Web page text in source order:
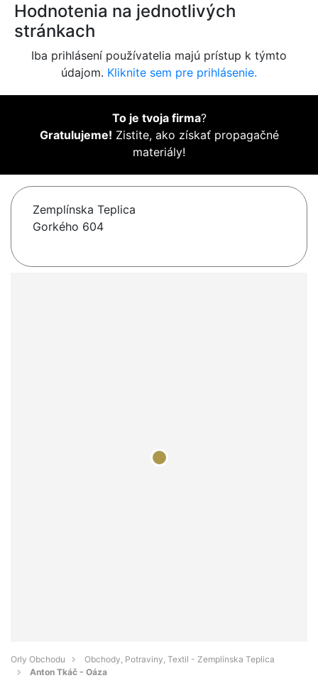
Hodnotenia na jednotlivých
stránkach
Iba prihlásení používatelia majú prístup k týmto
údajom. Kliknite sem pre prihlásenie.
To je tvoja firma?
Gratulujeme! Zistite, ako získať propagačné
materiály!
Zemplínska Teplica
Gorkého 604
Orly Obchodu
Obchody, Potraviny, Textil - Zemplínska Teplica
Anton Tkáč - Oáza